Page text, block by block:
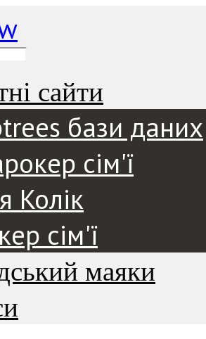
сайти
бази даних
сім'ї
Колік
сім'ї
маяки